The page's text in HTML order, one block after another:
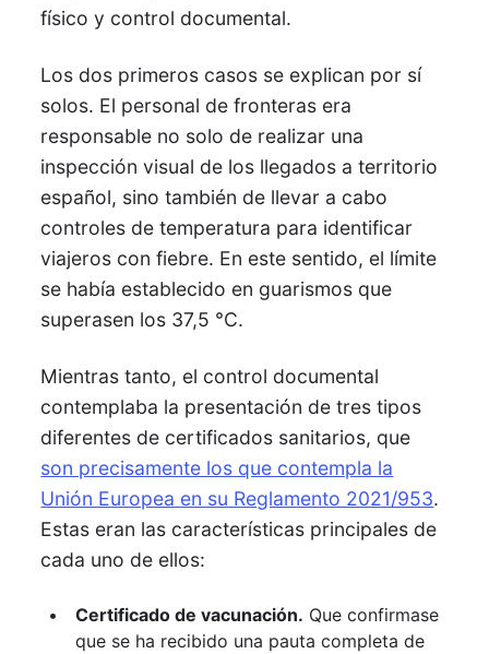
físico y control documental.
Los dos primeros casos se explican por sí
solos. El personal de fronteras era
responsable no solo de realizar una
inspección visual de los llegados a territorio
español, sino también de llevar a cabo
controles de temperatura para identificar
viajeros con fiebre. En este sentido, el límite
se había establecido en guarismos que
superasen los 37,5 °C.
Mientras tanto, el control documental
contemplaba la presentación de tres tipos
diferentes de certificados sanitarios, que
son precisamente los que contempla la
Unión Europea en su Reglamento 2021/953.
Estas eran las características principales de
cada uno de ellos:
Certificado de vacunación. Que confirmase
que se ha recibido una pauta completa de